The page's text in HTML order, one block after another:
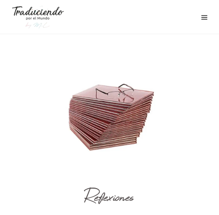
Reflexiones